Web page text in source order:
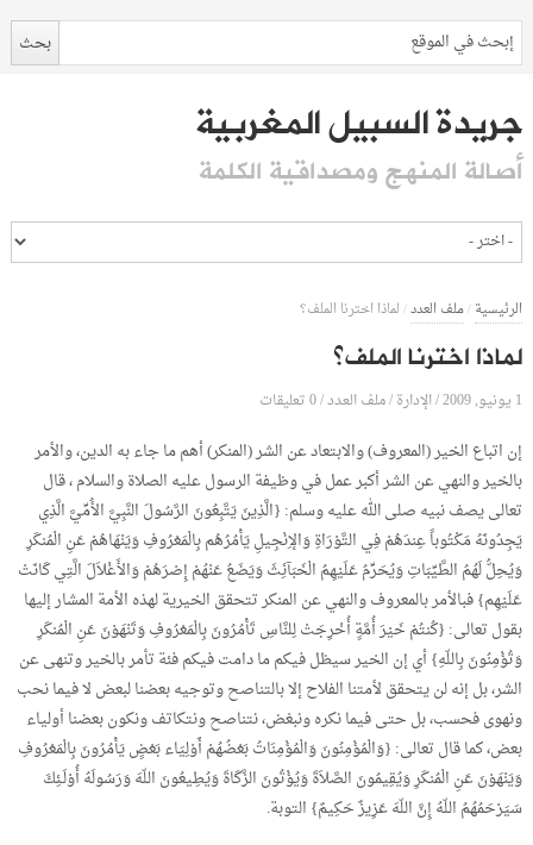
جريدة السبيل المغربية
أصالة المنهج ومصداقية الكلمة
الرئيسية/ملف العدد/لماذا اخترنا الملف؟
لماذا اخترنا الملف؟
1 يونيو, 2009 /الإدارة/ملف العدد/0 تعليقات
إن اتباع الخير (المعروف) والابتعاد عن الشر (المنكر) أهم ما جاء به الدين، والأمر
بالخير والنهي عن الشر أكبر عمل في وظيفة الرسول عليه الصلاة والسلام ، قال
تعالى يصف نبيه صلى الله عليه وسلم: {الَّذِينَ يَتَّبِعُونَ الرَّسُولَ النَّبِيَّ الأُمِّيَّ الَّذِي
يَجِدُونَهُ مَكْتُوباً عِندَهُمْ فِي التَّوْرَاةِ وَالإِنْجِيلِ يَأْمُرُهُم بِالْمَعْرُوفِ وَيَنْهَاهُمْ عَنِ الْمُنكَرِ
وَيُحِلُّ لَهُمُ الطَّيِّبَاتِ وَيُحَرِّمُ عَلَيْهِمُ الْخَبَآئِثَ وَيَضَعُ عَنْهُمْ إِصْرَهُمْ وَالأَغْلاَلَ الَّتِي كَانَتْ
عَلَيْهِم} فبالأمر بالمعروف والنهي عن المنكر تتحقق الخيرية لهذه الأمة المشار إليها
بقول تعالى: {كُنتُمْ خَيْرَ أُمَّةٍ أُخْرِجَتْ لِلنَّاسِ تَأْمُرُونَ بِالْمَعْرُوفِ وَتَنْهَوْنَ عَنِ الْمُنكَرِ
وَتُؤْمِنُونَ بِاللّهِ} أي إن الخير سيظل فيكم ما دامت فيكم فئة تأمر بالخير وتنهى عن
الشر، بل إنه لن يتحقق لأمتنا الفلاح إلا بالتناصح وتوجيه بعضنا لبعض لا فيما نحب
ونهوى فحسب، بل حتى فيما نكره ونبغض، نتناصح ونتكاتف ونكون بعضنا أولياء
بعض، كما قال تعالى: {وَالْمُؤْمِنُونَ وَالْمُؤْمِنَاتُ بَعْضُهُمْ أَوْلِيَاء بَعْضٍ يَأْمُرُونَ بِالْمَعْرُوفِ
وَيَنْهَوْنَ عَنِ الْمُنكَرِ وَيُقِيمُونَ الصَّلاَةَ وَيُؤْتُونَ الزَّكَاةَ وَيُطِيعُونَ اللّهَ وَرَسُولَهُ أُوْلَـئِكَ
سَيَرْحَمُهُمُ اللّهُ إِنَّ اللّهَ عَزِيزٌ حَكِيمٌ} التوبة.